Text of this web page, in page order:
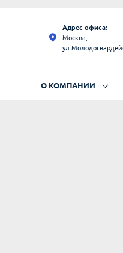
Адрес офиса:
Москва,
О КОМПАНИИ